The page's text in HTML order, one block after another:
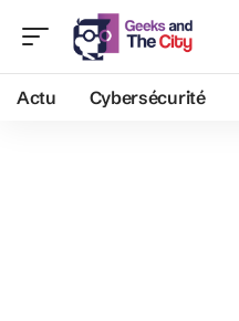
Actu Cybersécurité